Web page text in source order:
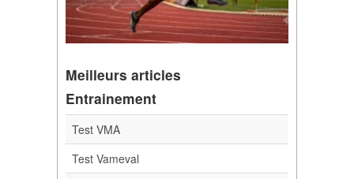
Meilleurs articles
Entrainement
Test VMA
Test Vameval